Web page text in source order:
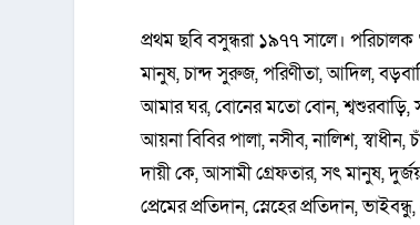
প্রথম ছবি বসুন্ধরা ১৯৭৭ সালে। পরিচালক
মানুষ, চান্দ সুরুজ, পরিণীতা, আদিল,
আমার ঘর, বোনের মতো বোন, শ্বশুরবাড়ি,
আয়না বিবির পালা, নসীব, নালিশ, স্বাধীন,
দায়ী কে, আসামী গ্রেফতার, সৎ মানুষ,
প্রেমের প্রতিদান, স্নেহের প্রতিদান,